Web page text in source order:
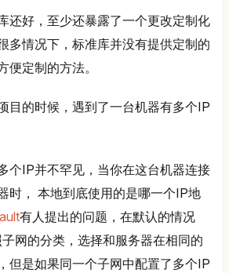
还好，至少还暴露了一个更改定制化
多情况下，标准库并没有提供定制的
便定制的方法。
目的时候，遇到了一台机器有多个IP
个IP并不罕见，当你在这台机器连接
时， 本地到底使用的是哪一个IP地
有人提出的问题，在默认的情况
网的分类，选择和服务器在相同的
但是如果同一个子网中配置了多个IP